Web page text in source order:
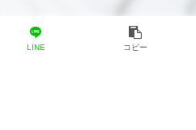
LINE コピー